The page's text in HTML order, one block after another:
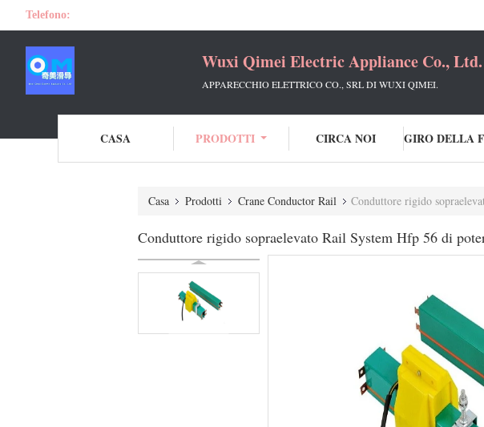
Telefono:
Wuxi Qimei Electric Appliance Co., Ltd.
APPARECCHIO ELETTRICO CO., SRL DI WUXI QIMEI.
CASA PRODOTTI CIRCA NOI
Casa Prodotti Crane Conductor Rail Conduttore rigido
Conduttore rigido sopraelevato Rail System Hfp 56 di